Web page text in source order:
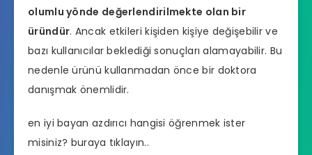
olumlu yönde değerlendirilmekte olan bir
üründür. Ancak etkileri kişiden kişiye değişebilir ve
bazı kullanıcılar beklediği sonuçları alamayabilir. Bu
nedenle ürünü kullanmadan önce bir doktora
danışmak önemlidir.
en iyi bayan azdırıcı hangisi öğrenmek ister
misiniz? buraya tıklayın..